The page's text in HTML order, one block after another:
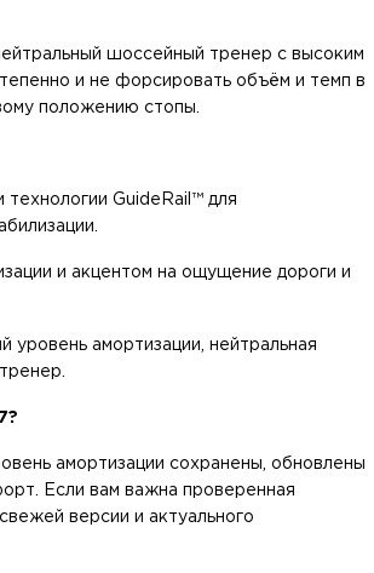
шоссейный тренер с высоким
и не форсировать объём и темп в
положению стопы.
GuideRail™ для
и акцентом на ощущение дороги и
уровень амортизации, нейтральная
амортизации сохранены, обновлены
Если вам важна проверенная
версии и актуального